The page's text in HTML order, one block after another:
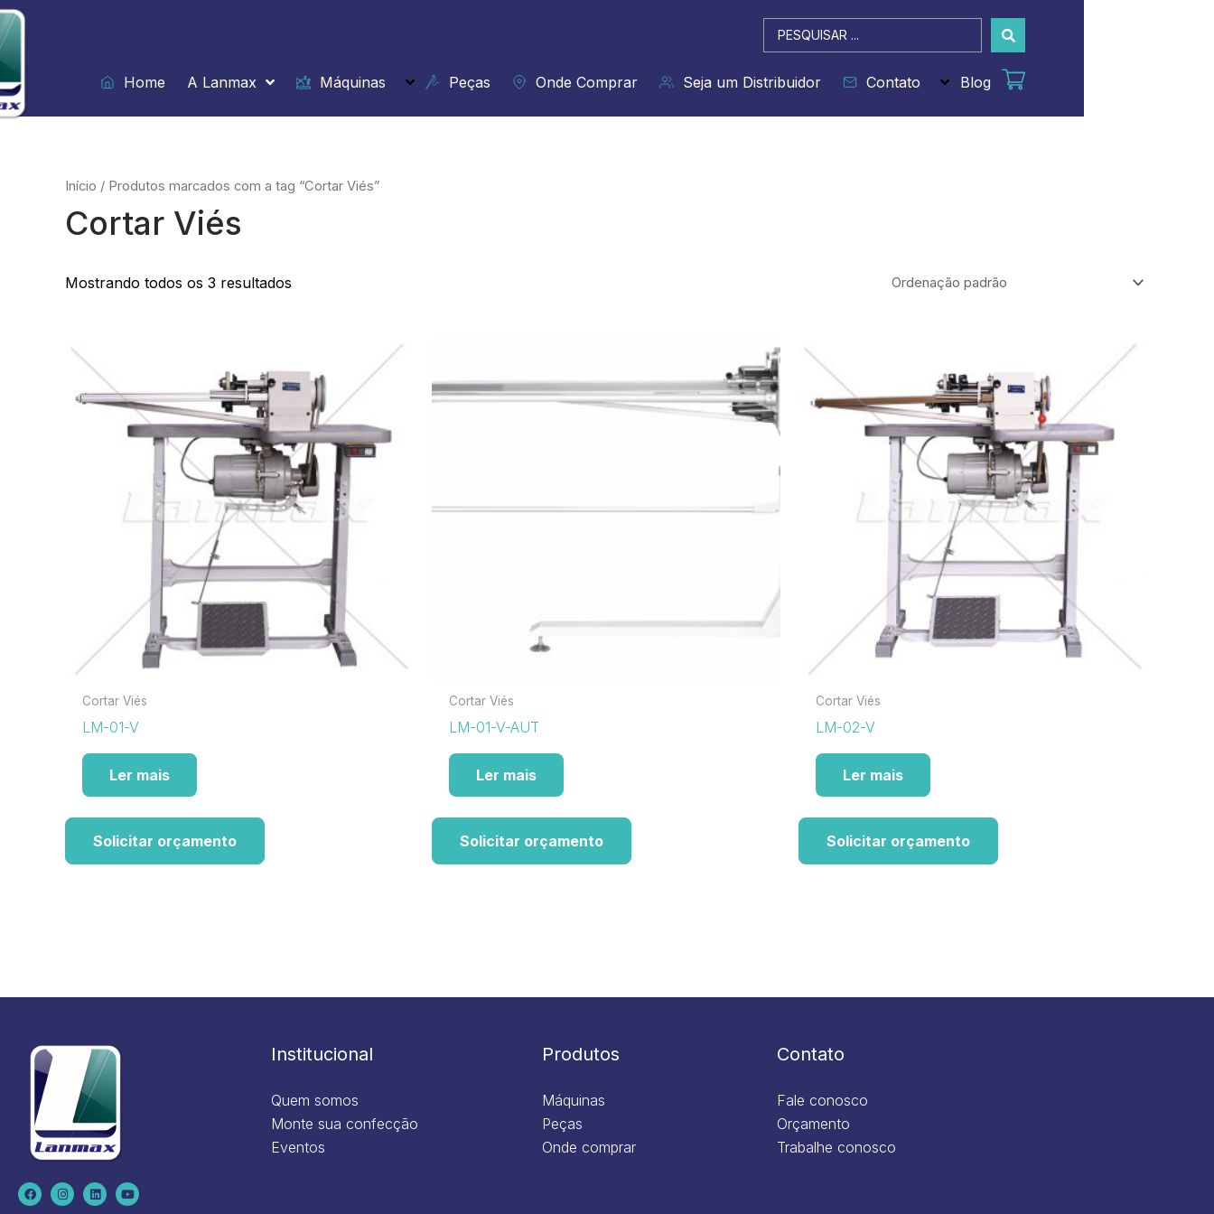
Ir
para
o
conteúdo
Pesquisar
...
Home
A Lanmax Máquinas Peças Onde Comprar Seja um Distribuidor Contato Blog
Início / Produtos marcados com a tag “Cortar Viés”
Cortar Viés
Mostrando todos os 3 resultados
Cortar Viés
LM-01-V
Ler mais
Solicitar orçamento
Cortar Viés
LM-01-V-AUT
Ler mais
Solicitar orçamento
Cortar Viés
LM-02-V
Ler mais
Solicitar orçamento
F
a
c
I
n
s
L
i
n
Y
o
u
Institucional
Quem somos
Monte sua confecção
Eventos
Produtos
Máquinas
Peças
Onde comprar
Contato
Fale conosco
Orçamento
Trabalhe conosco